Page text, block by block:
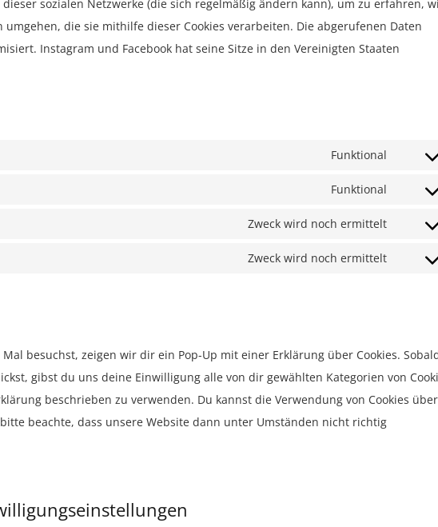
sozialen Netzwerke (die sich regelmäßig ändern kann), um zu erfahren,
die sie mithilfe dieser Cookies verarbeiten. Die abgerufenen Daten
Instagram und Facebook hat seine Sitze in den Vereinigten Staaten
Funktional
Consent
Funktional
Consent
Zweck wird noch ermittelt
Consent
Zweck wird noch ermittelt
Consent
besuchst, zeigen wir dir ein Pop-Up mit einer Erklärung über Cookies.
gibst du uns deine Einwilligung alle von dir gewählten Kategorien von
beschrieben zu verwenden. Du kannst die Verwendung von Cookies über
beachte, dass unsere Website dann unter Umständen nicht richtig